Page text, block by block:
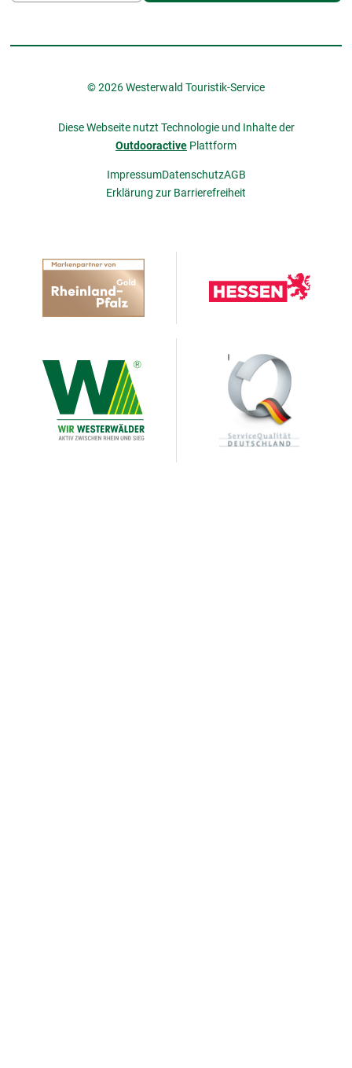
© 2026 Westerwald Touristik-Service
Diese Webseite nutzt Technologie und Inhalte der
Outdooractive Plattform
ImpressumDatenschutzAGB
Erklärung zur Barrierefreiheit